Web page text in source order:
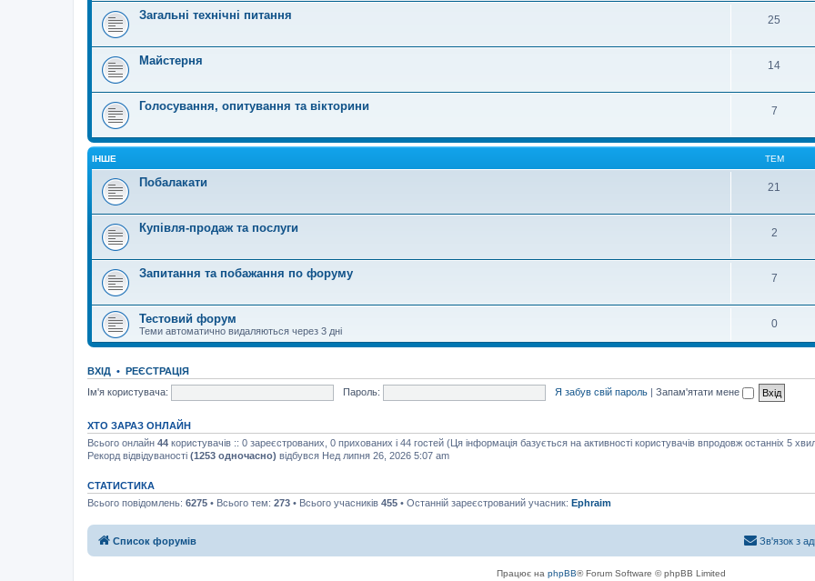
Загальні технічні питання 25
Майстерня 14
Голосування, опитування та вікторини 7
ІНШЕ ТЕМ
Побалакати 21
Купівля-продаж та послуги 2
Запитання та побажання по форуму 7
Тестовий форум
Теми автоматично видаляються через 3 дні
0
ВХІД • РЕЄСТРАЦІЯ
Ім'я користувача:
Пароль: Я забув свій пароль | Запам'ятати мене
ХТО ЗАРАЗ ОНЛАЙН
Всього онлайн 44 користувачів :: 0 зареєстрованих, 0 прихованих і 44 гостей (Ця інформація базується на активності користувачів впродовж останніх 5
Рекорд відвідуваності (1253 одночасно) відбувся Нед липня 26, 2026 5:07 am
СТАТИСТИКА
Всього повідомлень: 6275 • Всього тем: 273 • Всього учасників 455 • Останній зареєстрований учасник: Ephraim
Список форумів Зв'язок з
Працює на phpBB® Forum Software © phpBB Limited